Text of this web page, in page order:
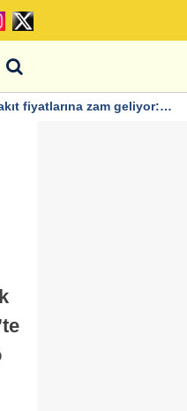
fiyatlarına zam geliyor: